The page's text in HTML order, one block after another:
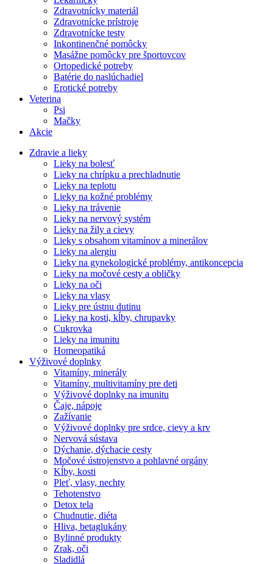
Zdravotnícky materiál
Zdravotnícke prístroje
Zdravotnícke testy
Inkontinenčné pomôcky
Masážne pomôcky pre športovcov
Ortopedické potreby
Batérie do naslúchadiel
Erotické potreby
Veterina
Psi
Mačky
Akcie
Zdravie a lieky
Lieky na bolesť
Lieky na chrípku a prechladnutie
Lieky na teplotu
Lieky na kožné problémy
Lieky na trávenie
Lieky na nervový systém
Lieky na žily a cievy
Lieky s obsahom vitamínov a minerálov
Lieky na alergiu
Lieky na gynekologické problémy, antikoncepcia
Lieky na močové cesty a obličky
Lieky na oči
Lieky na vlasy
Lieky pre ústnu dutinu
Lieky na kosti, kĺby, chrupavky
Cukrovka
Lieky na imunitu
Homeopatiká
Výživové doplnky
Vitamíny, minerály
Vitamíny, multivitamíny pre deti
Výživové doplnky na imunitu
Čaje, nápoje
Zažívanie
Výživové doplnky pre srdce, cievy a krv
Nervová sústava
Dýchanie, dýchacie cesty
Močové ústrojenstvo a pohlavné orgány
Kĺby, kosti
Pleť, vlasy, nechty
Tehotenstvo
Detox tela
Chudnutie, diéta
Hliva, betaglukány
Bylinné produkty
Zrak, oči
Sladidlá